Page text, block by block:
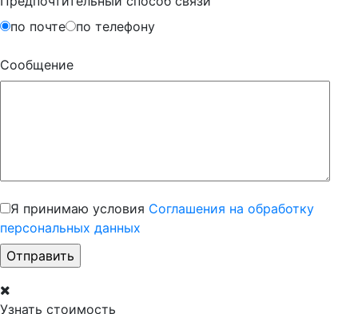
по почте
по телефону
Сообщение
Я принимаю условия Соглашения на обработку
персональных данных
Узнать стоимость